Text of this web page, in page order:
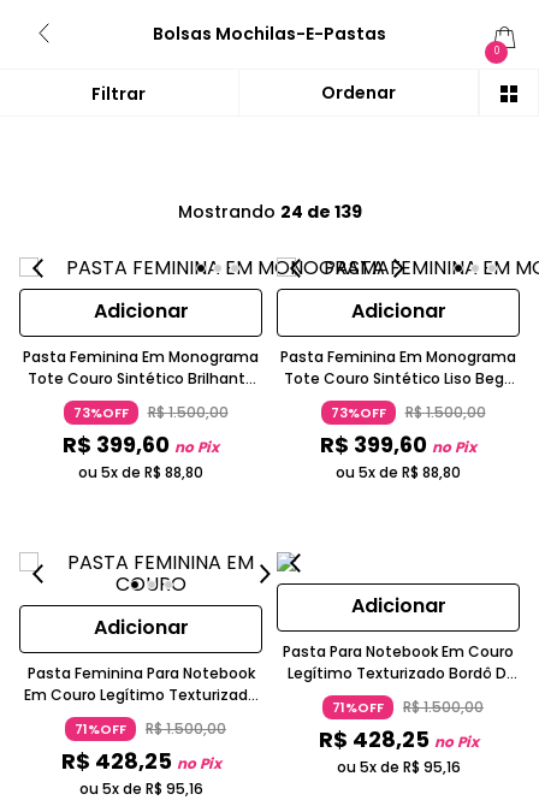
Bolsas Mochilas-E-Pastas
0
Mostrando 24 de 139
Adicionar
Pasta Feminina Em Monograma
Tote Couro Sintético Brilhante
Pinhão Di Marly's
73%OFF R$1.500,00
R$ 399,60 no Pix
ou 5x de R$ 88,80
Adicionar
Pasta Feminina Em Monograma
Tote Couro Sintético Liso Bege
Claro Di Marly's
73%OFF R$1.500,00
R$ 399,60 no Pix
ou 5x de R$ 88,80
Adicionar
Pasta Feminina Para Notebook
Em Couro Legítimo Texturizado
Preto Di Marly's
71%OFF R$1.500,00
R$ 428,25 no Pix
ou 5x de R$ 95,16
Adicionar
Pasta Para Notebook Em Couro
Legítimo Texturizado Bordô Di
Marly´s
71%OFF R$1.500,00
R$ 428,25 no Pix
ou 5x de R$ 95,16